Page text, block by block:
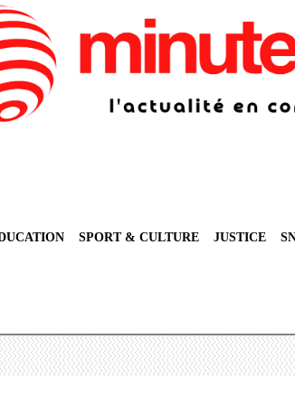
SPORT & CULTURE JUSTICE